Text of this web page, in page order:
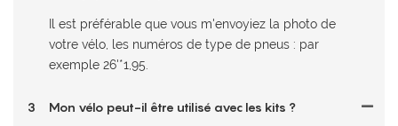
Il est préférable que vous m'envoyiez la photo de
votre vélo, les numéros de type de pneus : par
exemple 26'*1,95.
3 Mon vélo peut-il être utilisé avec les kits ?